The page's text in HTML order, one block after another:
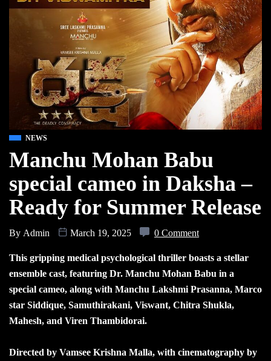
NEWS
Manchu Mohan Babu
special cameo in Daksha –
Ready for Summer Release
By Admin March 19, 2025 0 Comment
This gripping medical psychological thriller boasts a stellar
ensemble cast, featuring Dr. Manchu Mohan Babu in a
special cameo, along with Manchu Lakshmi Prasanna, Marco
star Siddique, Samuthirakani, Viswant, Chitra Shukla,
Mahesh, and Viren Thambidorai.
Directed by Vamsee Krishna Malla, with cinematography by